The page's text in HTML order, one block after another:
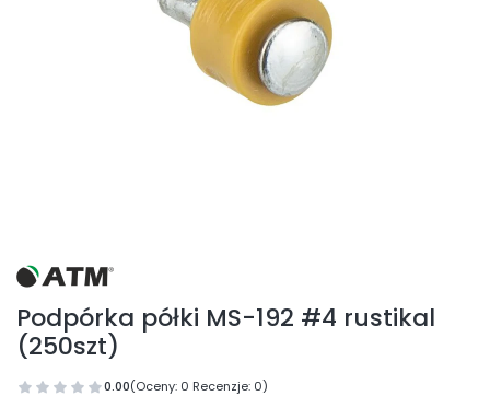
Podpórka półki MS-192 #4 rustikal
(250szt)
0.00(Oceny: 0 Recenzje: 0)